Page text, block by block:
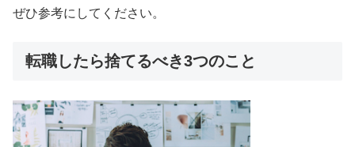
ぜひ参考にしてください。
転職したら捨てるべき3つのこと